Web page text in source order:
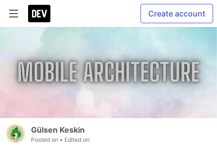
Create account
Gülsen Keskin
Posted on • Edited on